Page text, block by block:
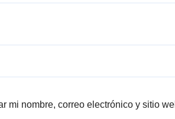
mi nombre, correo electrónico y sitio